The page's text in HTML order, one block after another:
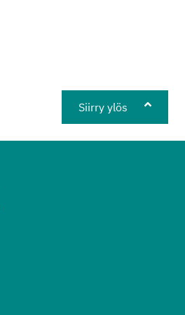
Siirry ylös